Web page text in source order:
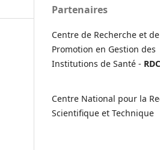
Partenaires
Centre de Recherche et de
Promotion en Gestion des
Institutions de Santé - RDC
Centre National pour la
Scientifique et Technique